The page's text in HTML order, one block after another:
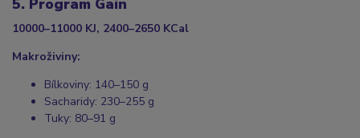
5. Program Gain
10000–11000 KJ, 2400–2650 KCal
Makroživiny:
Bílkoviny: 140–150 g
Sacharidy: 230–255 g
Tuky: 80–91 g